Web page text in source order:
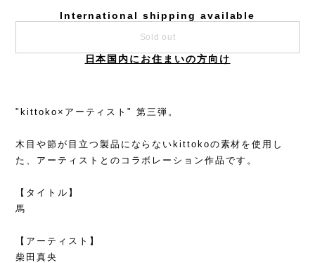
International shipping available
Sold out
日本国内にお住まいの方向け
"kittoko×アーティスト" 第三弾。
木目や節が目立つ製品にならないkittokoの素材を使用し
た、アーティストとのコラボレーション作品です。
【タイトル】
馬
【アーティスト】
柴田真央